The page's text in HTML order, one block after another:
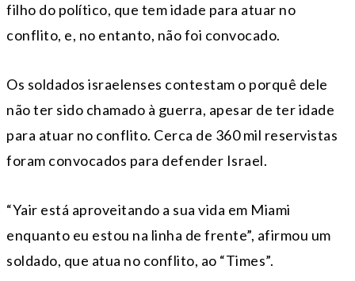
filho do político, que tem idade para atuar no
conflito, e, no entanto, não foi convocado.
Os soldados israelenses contestam o porquê dele
não ter sido chamado à guerra, apesar de ter idade
para atuar no conflito. Cerca de 360 mil reservistas
foram convocados para defender Israel.
“Yair está aproveitando a sua vida em Miami
enquanto eu estou na linha de frente”, afirmou um
soldado, que atua no conflito, ao “Times”.